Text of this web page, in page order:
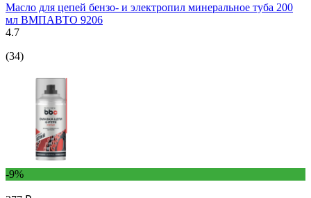
Масло для цепей бензо- и электропил минеральное туба 200
мл ВМПАВТО 9206
4.7
(34)
-9%